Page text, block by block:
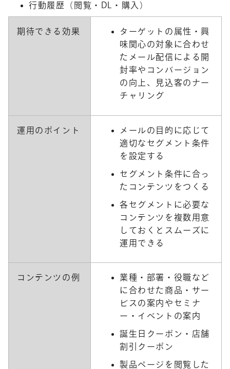
行動履歴（閲覧・DL・購入）
期待できる効果
ターゲットの属性・興
味関心の対象に合わせ
たメール配信による開
封率やコンバージョン
の向上、見込客のナー
チャリング
運用のポイント
メールの目的に応じて
適切なセグメント条件
を設定する
セグメント条件に合っ
たコンテンツをつくる
各セグメントに必要な
コンテンツを複数用意
しておくとスムーズに
運用できる
コンテンツの例
業種・部署・役職など
に合わせた商品・サー
ビスの案内やセミナ
ー・イベントの案内
誕生日クーポン・店舗
割引クーポン
製品ページを閲覧した